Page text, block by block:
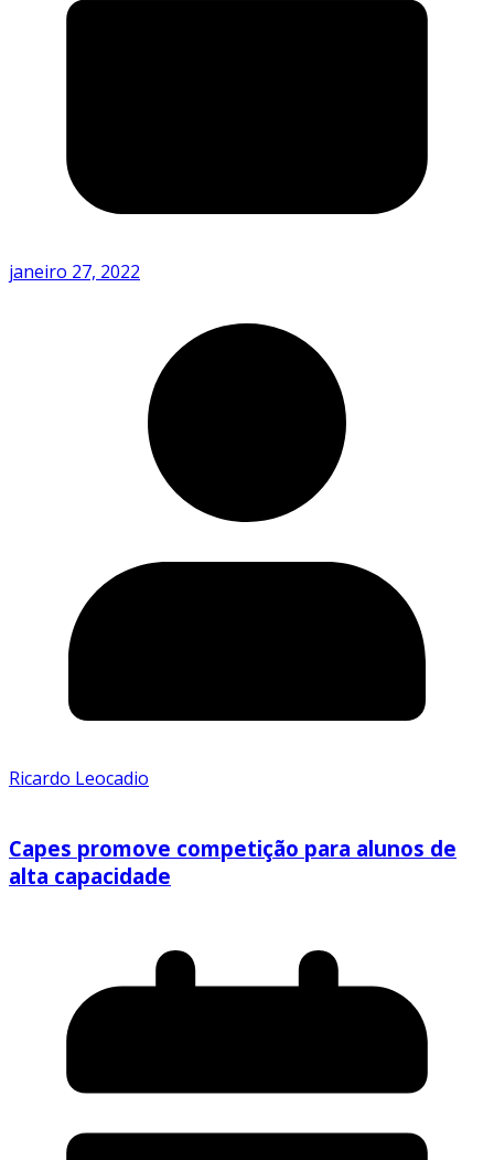
janeiro 27, 2022
Ricardo Leocadio
Capes promove competição para alunos de
alta capacidade